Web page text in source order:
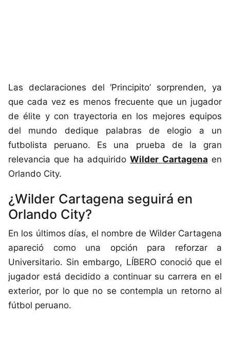
Las declaraciones del ‘Principito’ sorprenden, ya
que cada vez es menos frecuente que un jugador
de élite y con trayectoria en los mejores equipos
del mundo dedique palabras de elogio a un
futbolista peruano. Es una prueba de la gran
relevancia que ha adquiridoWilder Cartagena en
Orlando City.
¿Wilder Cartagena seguirá en
Orlando City?
En los últimos días, el nombre de Wilder Cartagena
apareció como una opción para reforzar a
Universitario. Sin embargo, LÍBERO conoció que el
jugador está decidido a continuar su carrera en el
exterior, por lo que no se contempla un retorno al
fútbol peruano.